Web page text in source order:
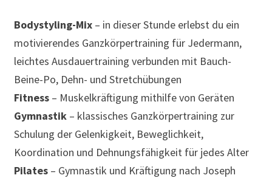
Bodystyling-Mix– in dieser Stunde erlebst du ein
motivierendes Ganzkörpertraining für Jedermann,
leichtes Ausdauertraining verbunden mit Bauch-
Beine-Po, Dehn- und Stretchübungen
Fitness– Muskelkräftigung mithilfe von Geräten
Gymnastik– klassisches Ganzkörpertraining zur
Schulung der Gelenkigkeit, Beweglichkeit,
Koordination und Dehnungsfähigkeit für jedes Alter
Pilates– Gymnastik und Kräftigung nach Joseph